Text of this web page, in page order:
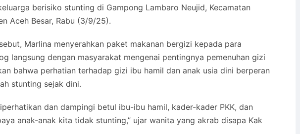
berisiko stunting di Gampong Lambaro Neujid, Kecamatan
Aceh Besar, Rabu (3/9/25).
Marlina menyerahkan paket makanan bergizi kepada para
langsung dengan masyarakat mengenai pentingnya pemenuhan gizi
bahwa perhatian terhadap gizi ibu hamil dan anak usia dini berperan
stunting sejak dini.
dan dampingi betul ibu-ibu hamil, kader-kader PKK, dan
anak-anak kita tidak stunting,” ujar wanita yang akrab disapa Kak